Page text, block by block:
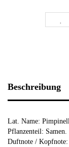
Beschreibung
Lat. Name: P
Pflanzenteil: Samen.
Duftnote / Kopfnote: